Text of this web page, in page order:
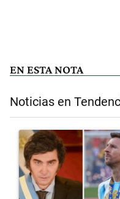
EN ESTA NOTA
Noticias en
Un artículo de tendencia